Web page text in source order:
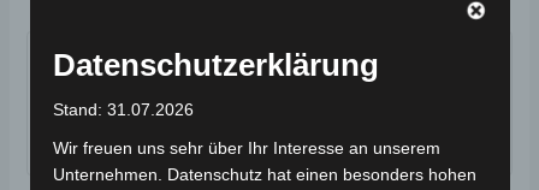
Datenschutzerklärung
Stand: 31.07.2026
Wir freuen uns sehr über Ihr Interesse an unserem
Unternehmen. Datenschutz hat einen besonders hohen